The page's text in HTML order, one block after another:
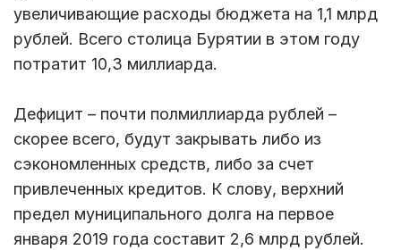
увеличивающие расходы бюджета на 1,1 млрд
рублей. Всего столица Бурятии в этом году
потратит 10,3 миллиарда.
Дефицит – почти полмиллиарда рублей –
скорее всего, будут закрывать либо из
сэкономленных средств, либо за счет
привлеченных кредитов. К слову, верхний
предел муниципального долга на первое
января 2019 года составит 2,6 млрд рублей.